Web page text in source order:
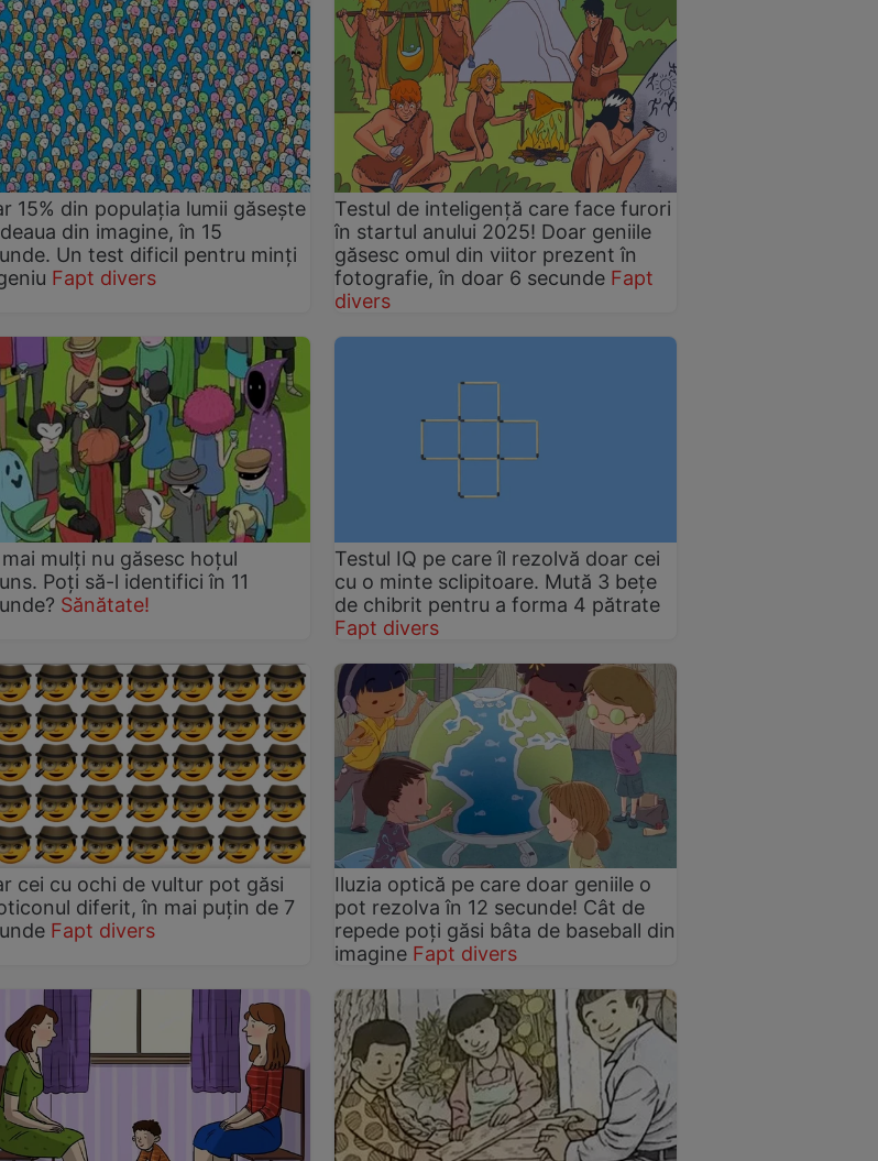
15% din populația lumii găsește
din imagine, în 15
Un test dificil pentru minți
Fapt divers
Testul de inteligență care face furori
în startul anului 2025! Doar geniile
găsesc omul din viitor prezent în
fotografie, în doar 6 secunde Fapt
divers
mai mulți nu găsesc hoțul
Poți să-l identifici în 11
Sănătate!
Testul IQ pe care îl rezolvă doar cei
cu o minte sclipitoare. Mută 3 bețe
de chibrit pentru a forma 4 pătrate
Fapt divers
cei cu ochi de vultur pot găsi
diferit, în mai puțin de 7
Fapt divers
Iluzia optică pe care doar geniile o
pot rezolva în 12 secunde! Cât de
repede poți găsi bâta de baseball din
imagine Fapt divers